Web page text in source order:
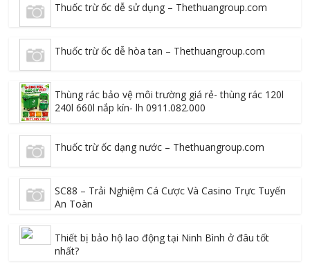
Thuốc trừ ốc dễ sử dụng – Thethuangroup.com
Thuốc trừ ốc dễ hòa tan – Thethuangroup.com
Thùng rác bảo vệ môi trường giá rẻ- thùng rác 120l
240l 660l nắp kín- lh 0911.082.000
Thuốc trừ ốc dạng nước – Thethuangroup.com
SC88 – Trải Nghiệm Cá Cược Và Casino Trực Tuyến
An Toàn
Thiết bị bảo hộ lao động tại Ninh Bình ở đâu tốt
nhất?